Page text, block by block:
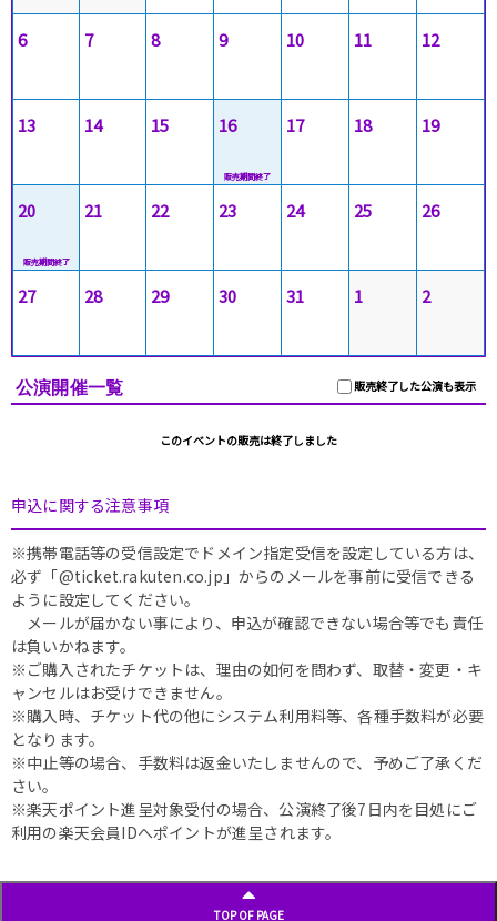
6 7 8 9 10 11 12
13 14 15 16 17 18 19
20 21 22 23 24 25 26
27 28 29 30 31 1 2
販売終了した公演も表示
公演開催一覧
このイベントの販売は終了しました
申込に関する注意事項
※携帯電話等の受信設定でドメイン指定受信を設定している方は、
必ず「@ticket.rakuten.co.jp」からのメールを事前に受信できる
ように設定してください。
メールが届かない事により、申込が確認できない場合等でも責任
は負いかねます。
※ご購入されたチケットは、理由の如何を問わず、取替・変更・キ
ャンセルはお受けできません。
※購入時、チケット代の他にシステム利用料等、各種手数料が必要
となります。
※中止等の場合、手数料は返金いたしませんので、予めご了承くだ
さい。
※楽天ポイント進呈対象受付の場合、公演終了後7日内を目処にご
利用の楽天会員IDへポイントが進呈されます。
TOP OF PAGE